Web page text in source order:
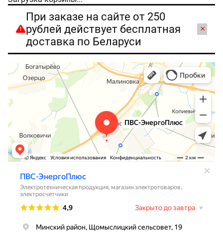
При заказе на сайте от 250
рублей действует бесплатная
доставка по Беларуси
×